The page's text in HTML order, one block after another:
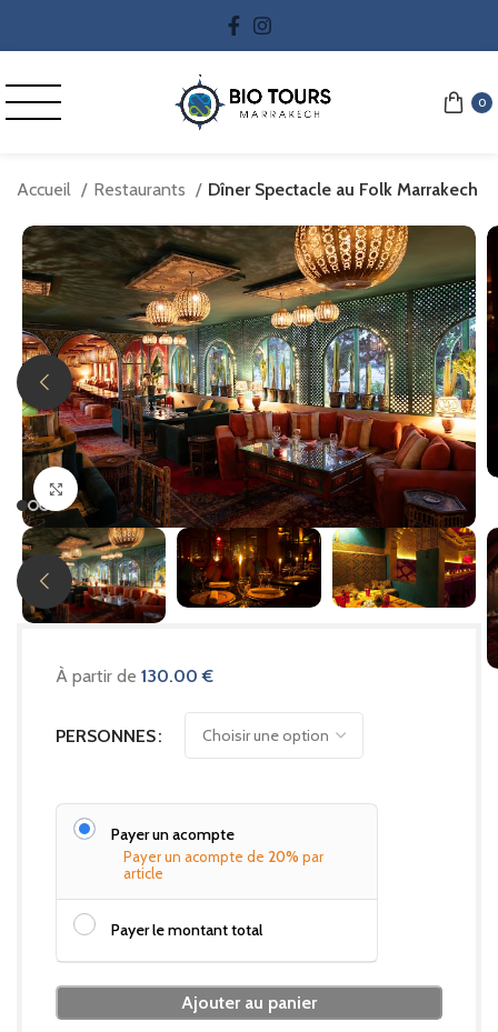
0
Accueil Restaurants Dîner Spectacle au Folk Marrakech
Cliquez pour agrandir
À partir de 130.00€
PERSONNES
Payer un acompte
Payer un acompte de 20% par
article
Payer le montant total
Ajouter au panier